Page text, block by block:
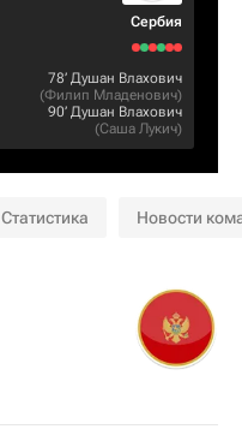
Сербия
78‎’‎ Душан Влахович
(Филип Младенович)
90‎’‎ Душан Влахович
(Саша Лукич)
Статистика Новости